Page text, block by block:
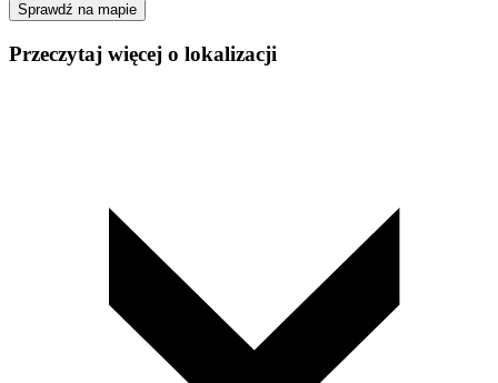
Sprawdź na mapie
Przeczytaj więcej o lokalizacji